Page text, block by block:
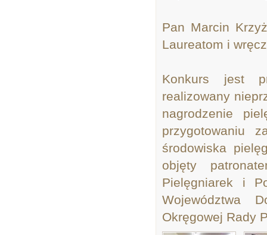
Pan Marcin
Laureatom i
Konkurs jest
realizowany
nagrodzenie
przygotowaniu
środowiska
objęty
Pielęgniarek i
Województwa
Okręgowej Rady